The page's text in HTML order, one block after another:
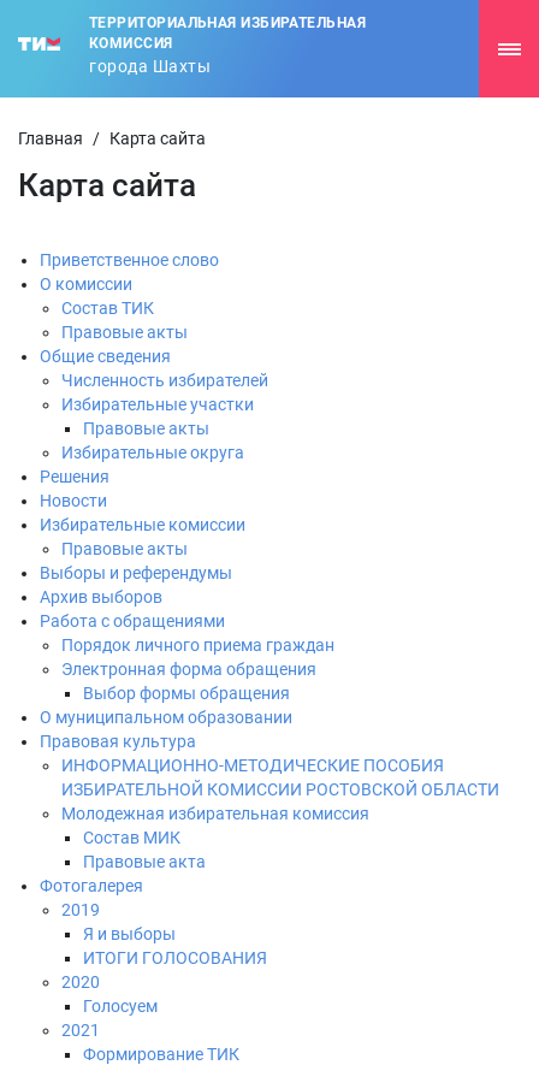
ТЕРРИТОРИАЛЬНАЯ ИЗБИРАТЕЛЬНАЯ
КОМИССИЯ
города Шахты
Главная / Карта сайта
Карта сайта
Приветственное слово
О комиссии
Состав ТИК
Правовые акты
Общие сведения
Численность избирателей
Избирательные участки
Правовые акты
Избирательные округа
Решения
Новости
Избирательные комиссии
Правовые акты
Выборы и референдумы
Архив выборов
Работа с обращениями
Порядок личного приема граждан
Электронная форма обращения
Выбор формы обращения
О муниципальном образовании
Правовая культура
ИНФОРМАЦИОННО-МЕТОДИЧЕСКИЕ ПОСОБИЯ
ИЗБИРАТЕЛЬНОЙ КОМИССИИ РОСТОВСКОЙ ОБЛАСТИ
Молодежная избирательная комиссия
Состав МИК
Правовые акта
Фотогалерея
2019
Я и выборы
ИТОГИ ГОЛОСОВАНИЯ
2020
Голосуем
2021
Формирование ТИК